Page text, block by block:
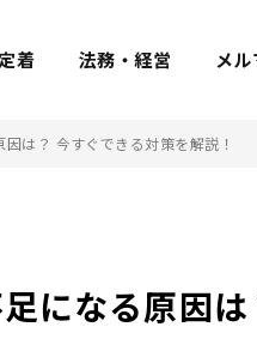
着 法務・経営 メ
は？ 今すぐできる対策を解説！
になる原因